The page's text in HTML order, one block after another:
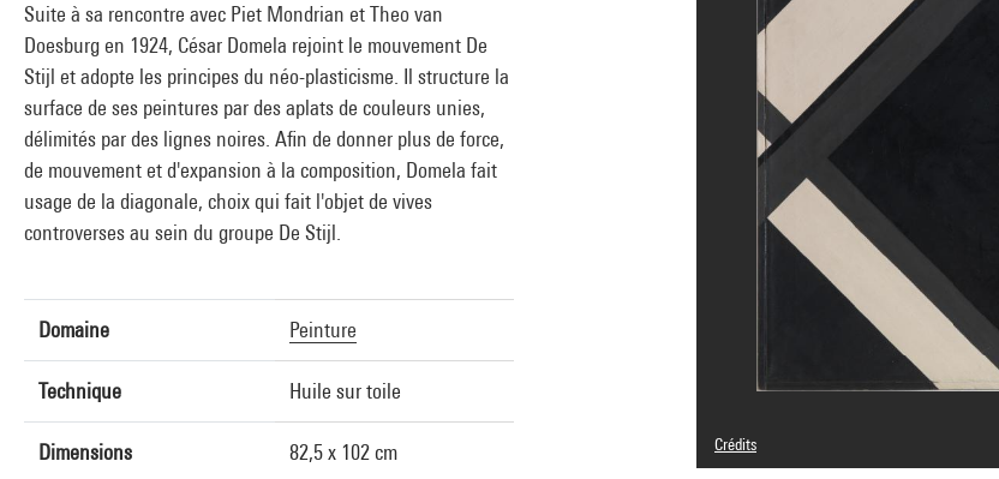
Suite à sa rencontre avec Piet Mondrian et Theo van
Doesburg en 1924, César Domela rejoint le mouvement De
Stijl et adopte les principes du néo-plasticisme. Il structure la
surface de ses peintures par des aplats de couleurs unies,
délimités par des lignes noires. Afin de donner plus de force,
de mouvement et d'expansion à la composition, Domela fait
usage de la diagonale, choix qui fait l'objet de vives
controverses au sein du groupe De Stijl.
Domaine Peinture
Technique Huile sur toile
Dimensions 82,5 x 102 cm
Crédits
© Adagp, Paris